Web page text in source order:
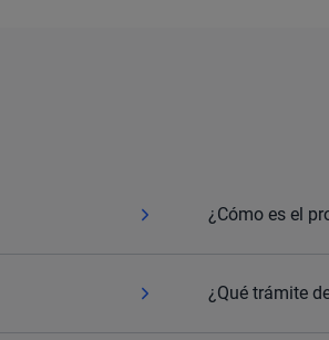
¿Cómo es el
¿Qué trámite